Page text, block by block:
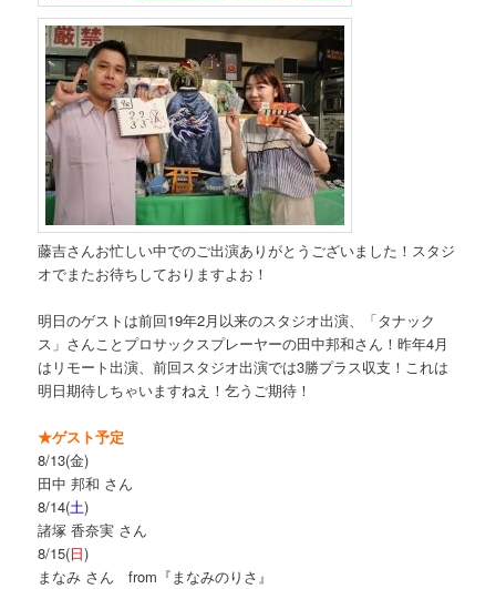
藤吉さんお忙しい中でのご出演ありがとうございました！スタジ
オでまたお待ちしておりますよお！
明日のゲストは前回19年2月以来のスタジオ出演、「タナック
ス」さんことプロサックスプレーヤーの田中邦和さん！昨年4月
はリモート出演、前回スタジオ出演では3勝プラス収支！これは
明日期待しちゃいますねえ！乞うご期待！
★ゲスト予定
8/13(金)
田中 邦和 さん
8/14(土)
諸塚 香奈実 さん
8/15(日)
まなみ さん from『まなみのりさ』